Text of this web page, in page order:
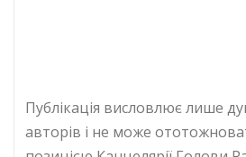
Публікація висловлює лише
авторів і не може